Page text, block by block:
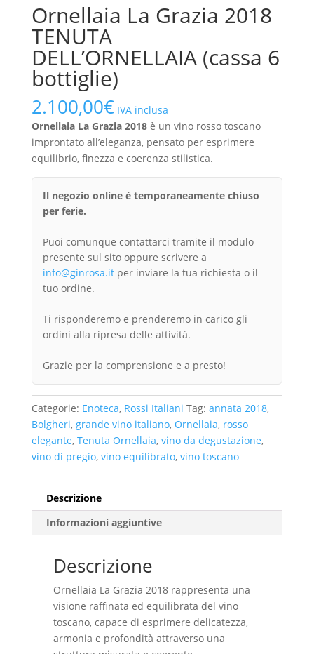
Ornellaia La Grazia 2018
TENUTA
DELL’ORNELLAIA (cassa 6
bottiglie)
2.100,00€ IVA inclusa
Ornellaia La Grazia 2018è un vino rosso toscano
improntato all’eleganza, pensato per esprimere
equilibrio, finezza e coerenza stilistica.
Il negozio online è temporaneamente chiuso
per ferie.
Puoi comunque contattarci tramite il modulo
presente sul sito oppure scrivere a
info@ginrosa.itper inviare la tua richiesta o il
tuo ordine.
Ti risponderemo e prenderemo in carico gli
ordini alla ripresa delle attività.
Grazie per la comprensione e a presto!
Categorie: Enoteca, Rossi Italiani Tag: annata 2018,
Bolgheri, grande vino italiano, Ornellaia, rosso
elegante, Tenuta Ornellaia, vino da degustazione,
vino di pregio, vino equilibrato, vino toscano
Descrizione
Informazioni aggiuntive
Descrizione
Ornellaia La Grazia 2018 rappresenta una
visione raffinata ed equilibrata del vino
toscano, capace di esprimere delicatezza,
armonia e profondità attraverso una